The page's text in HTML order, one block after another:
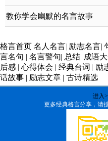
教你学会幽默的名言故事
格言首页 名人名言| 励志名言|
言名句 | 名言警句| 总结| 成语
后感 | 心得体会 | 经典台词 | 励
话故事 | 励志文章 | 古诗精选
进入
更多经典格言分享，请